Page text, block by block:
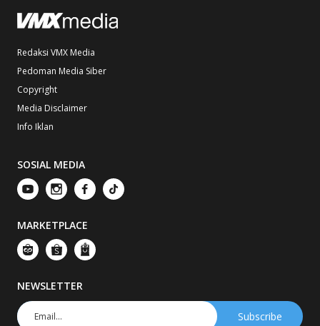
Redaksi VMX Media
Pedoman Media Siber
Copyright
Media Disclaimer
Info Iklan
SOSIAL MEDIA
MARKETPLACE
NEWSLETTER